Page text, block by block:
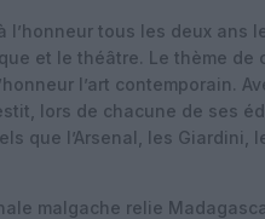
tous les deux ans
et le théâtre. Le thème de
l’art contemporain.
lors de chacune de ses
que l’Arsenal, les Giardini,
malgache relie